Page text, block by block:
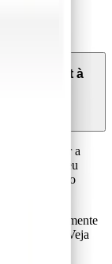
Pliant à
basta abrir a
o seu
Wallet" no
daí.
Pliant directamente
Apple. Veja